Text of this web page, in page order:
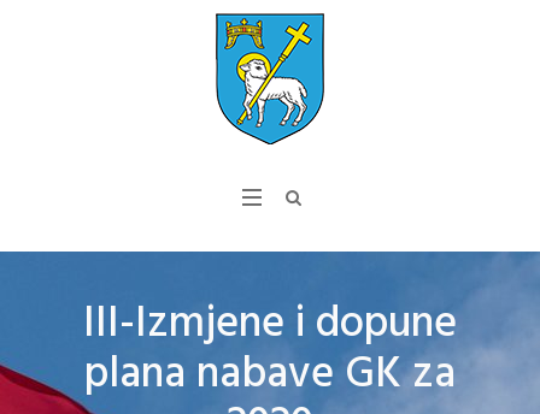
III-Izmjene i dopune
plana nabave GK za